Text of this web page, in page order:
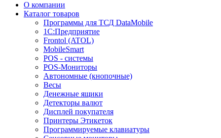
О компании
Каталог товаров
Программы для ТСД DataMobile
1С:Предприятие
Frontol (ATOL)
MobileSmart
POS - системы
POS-Мониторы
Автономные (кнопочные)
Весы
Денежные ящики
Детекторы валют
Дисплей покупателя
Принтеры Этикеток
Программируемые клавиатуры